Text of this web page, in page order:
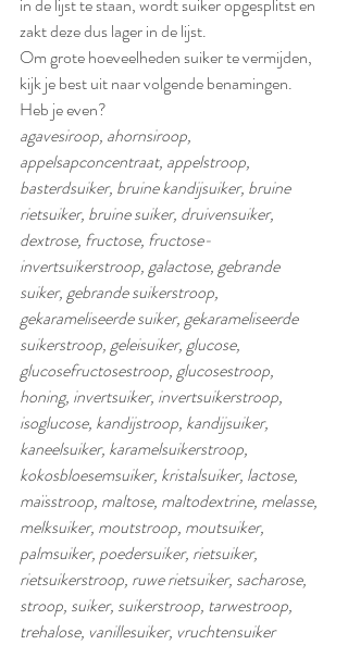
zakt deze dus lager in de lijst.
Om grote hoeveelheden suiker te vermijden,
kijk je best uit naar volgende benamingen.
Heb je even?
agavesiroop, ahornsiroop,
appelsapconcentraat, appelstroop,
basterdsuiker, bruine kandijsuiker, bruine
rietsuiker, bruine suiker, druivensuiker,
dextrose, fructose, fructose-
invertsuikerstroop, galactose, gebrande
suiker, gebrande suikerstroop,
gekarameliseerde suiker, gekarameliseerde
suikerstroop, geleisuiker, glucose,
glucosefructosestroop, glucosestroop,
honing, invertsuiker, invertsuikerstroop,
isoglucose, kandijstroop, kandijsuiker,
kaneelsuiker, karamelsuikerstroop,
kokosbloesemsuiker, kristalsuiker, lactose,
maïsstroop, maltose, maltodextrine, melasse,
melksuiker, moutstroop, moutsuiker,
palmsuiker, poedersuiker, rietsuiker,
rietsuikerstroop, ruwe rietsuiker, sacharose,
stroop, suiker, suikerstroop, tarwestroop,
trehalose, vanillesuiker, vruchtensuiker